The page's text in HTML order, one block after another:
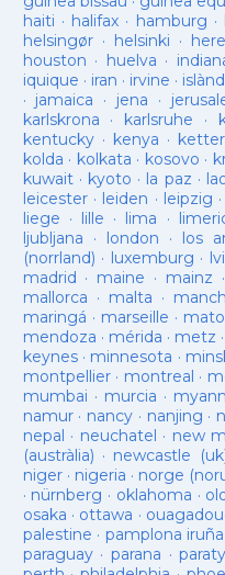
haiti · halifax · hamburg ·
helsingør· helsinki ·
houston · huelva ·
iquique · iran · irvine ·
· jamaica · jena ·
karlskrona · karlsruhe ·
kentucky· kenya ·
kolda · kolkata · kosovo ·
kuwait· kyoto · la paz ·
leicester· leiden · leipzig ·
liege · lille · lima ·
ljubljana · london · los
(norrland) · luxemburg ·
madrid · maine · mainz ·
mallorca · malta ·
maringá · marseille ·
mendoza · mérida · metz ·
keynes· minnesota ·
montpellier· montreal ·
mumbai · murcia ·
namur· nancy · nanjing ·
nepal · neuchatel · new
(austràlia) · newcastle
niger· nigeria · norge
· nürnberg · oklahoma ·
osaka · ottawa ·
palestine · pamplona iruña
paraguay· parana ·paraty